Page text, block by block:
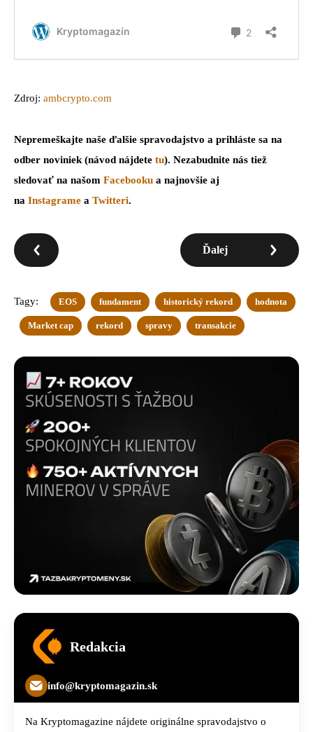
Zdroj: ambcrypto.com
Nepremeškajte naše ďalšie spravodajstvo a prihláste sa na
odber noviniek (návod nájdete tu). Nezabudnite nás tiež
sledovať na našom Facebooku a najnovšie aj
na Instagrame a Twitteri.
Ďalej
Tagy: EOS fundament historický rekord hodnota
Market cap rekord spravy transakcie
Redakcia
info@kryptomagazin.sk
Na Kryptomagazine nájdete originálne spravodajstvo o